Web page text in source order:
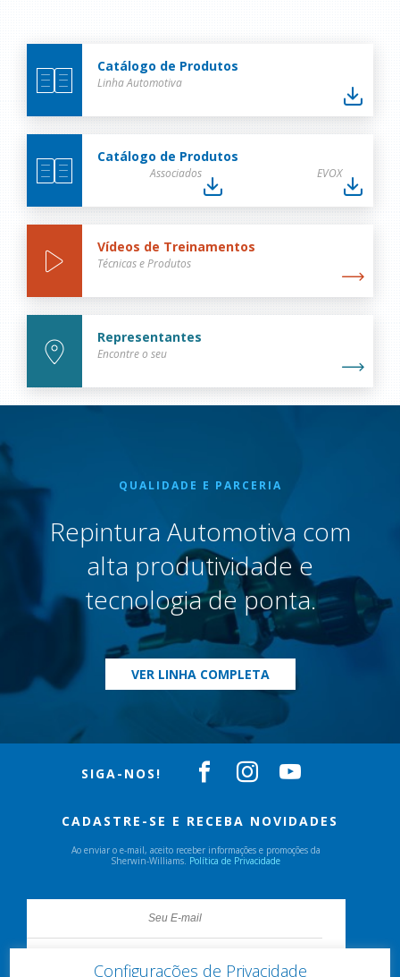
Catálogo de Produtos
Linha Automotiva
Catálogo de Produtos
Associados EVOX
Vídeos de Treinamentos
Técnicas e Produtos
Representantes
Encontre o seu
QUALIDADE E PARCERIA
Repintura Automotiva com
alta produtividade e
tecnologia de ponta.
VER LINHA COMPLETA
SIGA-NOS!
CADASTRE-SE E RECEBA NOVIDADES
Ao enviar o e-mail, aceito receber informações e promoções da
Sherwin-Williams. Política de Privacidade
Configurações de Privacidade